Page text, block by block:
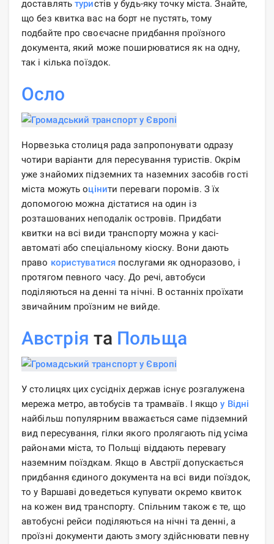
доставлятьтуристів у будь-яку точку міста. Знайте,
що без квитка вас на борт не пустять, тому
подбайте про своєчасне придбання проїзного
документа, який може поширюватися як на одну,
так і кілька поїздок.
Осло
Норвезька столиця рада запропонувати одразу
чотири варіанти для пересування туристів. Окрім
уже знайомих підземних та наземних засобів гості
міста можуть оцінити переваги поромів. З їх
допомогою можна дістатися на один із
розташованих неподалік островів. Придбати
квитки на всі види транспорту можна у касі-
автоматі або спеціальному кіоску. Вони дають
право користуватисяпослугами як одноразово, і
протягом певного часу. До речі, автобуси
поділяються на денні та нічні. В останніх проїхати
звичайним проїзним не вийде.
Австрія та Польща
У столицях цих сусідніх держав існує розгалужена
мережа метро, ​​автобусів та трамваїв. І якщоу Відні
найбільш популярним вважається саме підземний
вид пересування, гілки якого пролягають під усіма
районами міста, то Польщі віддають перевагу
наземним поїздкам. Якщо в Австрії допускається
придбання єдиного документа на всі види поїздок,
то у Варшаві доведеться купувати окремо квиток
на кожен вид транспорту. Спільним також є те, що
автобусні рейси поділяються на нічні та денні, а
проїзні документи дають змогу здійснювати певну